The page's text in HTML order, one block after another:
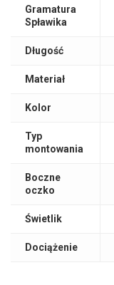
Gramatura
Spławika
Długość
Materiał
Kolor
Typ
montowania
Boczne
oczko
Świetlik
Dociążenie